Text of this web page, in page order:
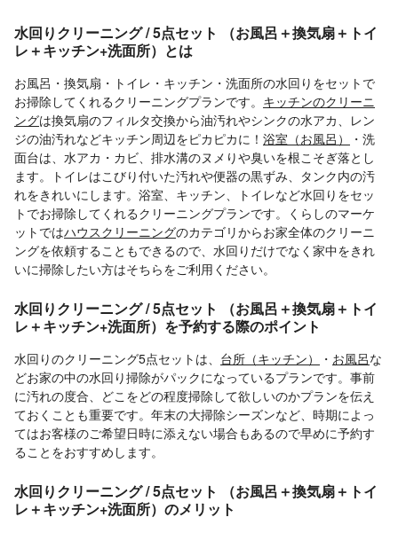
水回りクリーニング / 5点セット （お風呂＋換気扇＋トイ
レ＋キッチン+洗面所）とは
お風呂・換気扇・トイレ・キッチン・洗面所の水回りをセットで
お掃除してくれるクリーニングプランです。 キッチンのクリーニ
ングは換気扇のフィルタ交換から油汚れやシンクの水アカ、レン
ジの油汚れなどキッチン周辺をピカピカに！ 浴室（お風呂）
・洗
面台は、水アカ・カビ、排水溝のヌメりや臭いを根こそぎ落とし
ます。トイレはこびり付いた汚れや便器の黒ずみ、タンク内の汚
れをきれいにします。浴室、キッチン、トイレなど水回りをセッ
トでお掃除してくれるクリーニングプランです。くらしのマーケ
ットではハウスクリーニングのカテゴリからお家全体のクリーニ
ングを依頼することもできるので、水回りだけでなく家中をきれ
いに掃除したい方はそちらをご利用ください。
水回りクリーニング / 5点セット （お風呂＋換気扇＋トイ
レ＋キッチン+洗面所）を予約する際のポイント
水回りのクリーニング5点セットは、 台所（キッチン） ・ お風呂な
どお家の中の水回り掃除がパックになっているプランです。事前
に汚れの度合、どこをどの程度掃除して欲しいのかプランを伝え
ておくことも重要です。年末の大掃除シーズンなど、時期によっ
てはお客様のご希望日時に添えない場合もあるので早めに予約す
ることをおすすめします。
水回りクリーニング / 5点セット （お風呂＋換気扇＋トイ
レ＋キッチン+洗面所）のメリット